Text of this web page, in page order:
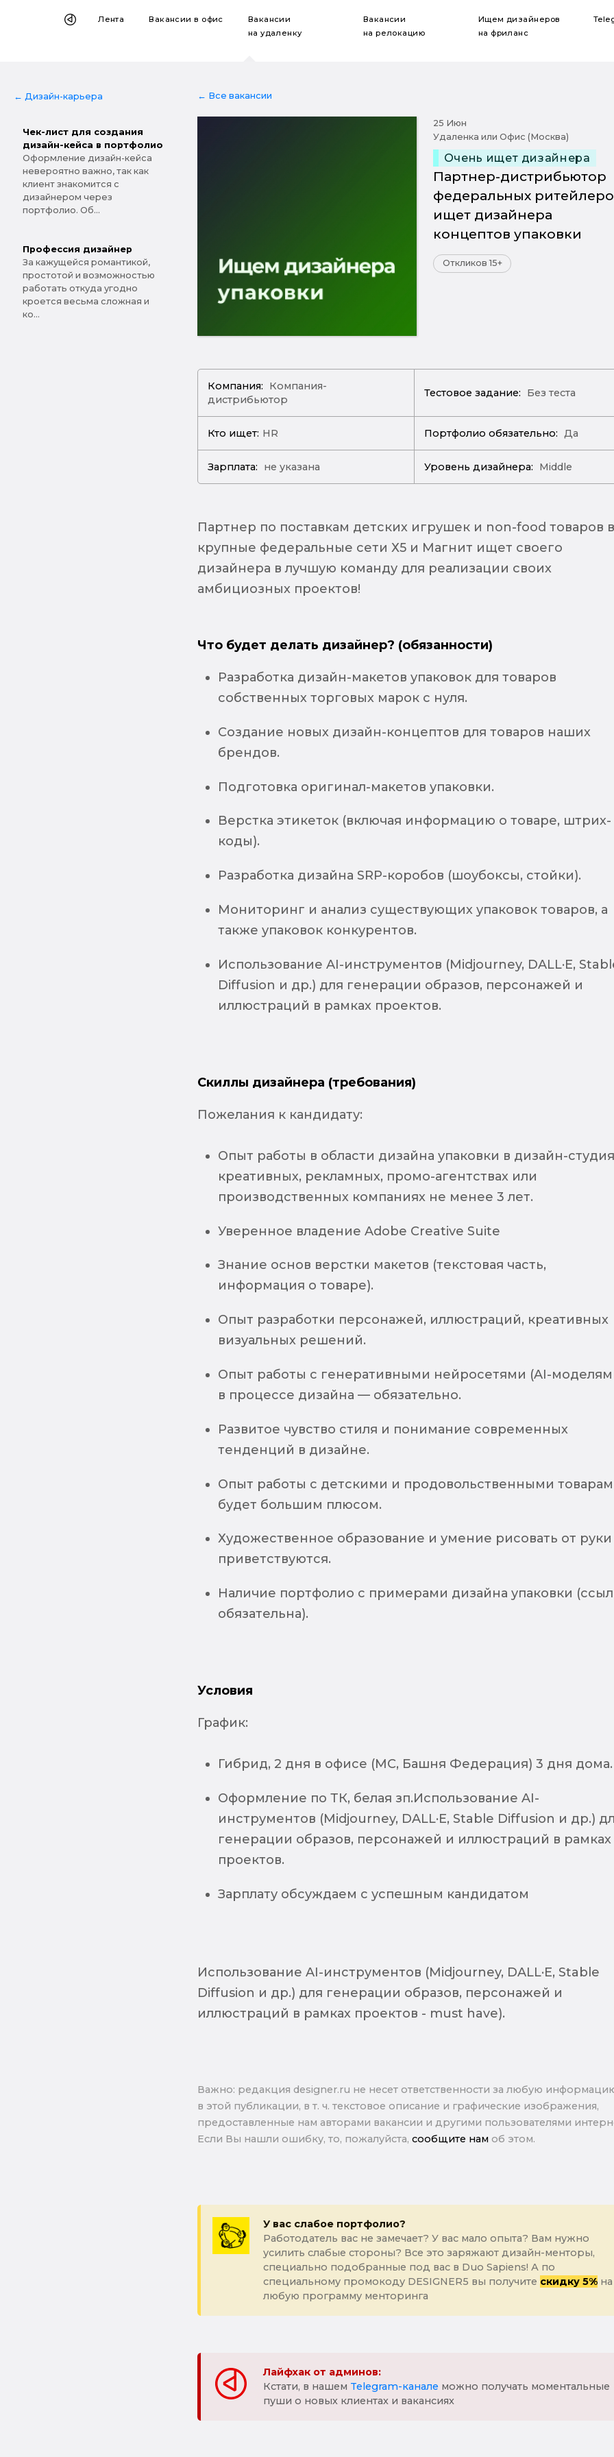
Лента Вакансиив офис
Вакансии
на удаленку
Вакансии
на релокацию
Ищем дизайнеров
на фриланс
← Дизайн-карьера
Чек-лист для создания
дизайн-кейса в портфолио
Оформление дизайн-кейса
невероятно важно, так как
клиент знакомится с
дизайнером через
портфолио. Об...
Профессия дизайнер
За кажущейся романтикой,
простотой и возможностью
работать откуда угодно
кроется весьма сложная и
ко...
← Все вакансии
25 Июн
Удаленка или Офис (Москва)
Очень ищет дизайнера
Партнер-дистрибьютор
федеральных
ищет дизайнера
концептов упаковки
Откликов 15+
Компания:
Компания-
дистрибьютор
Тестовое задание: Без теста
Кто ищет: HR Портфолио обязательно: Да
Зарплата: не указана Уровень дизайнера: Middle
Партнер по поставкам детских игрушек и non-food товаров в
крупные федеральные сети Х5 и Магнит ищет своего
дизайнера в лучшую команду для реализации своих
амбициозных проектов!
Что будет делать дизайнер? (обязанности)
Разработка дизайн-макетов упаковок для товаров
собственных торговых марок с нуля.
Создание новых дизайн-концептов для товаров наших
брендов.
Подготовка оригинал-макетов упаковки.
Верстка этикеток (включая информацию о товаре, штрих-
коды).
Разработка дизайна SRP-коробов (шоубоксы, стойки).
Мониторинг и анализ существующих упаковок товаров, а
также упаковок конкурентов.
Использование AI-инструментов (Midjourney, DALL·E,
Diffusion и др.) для генерации образов, персонажей и
иллюстраций в рамках проектов.
Скиллы дизайнера (требования)
Пожелания к кандидату:
Опыт работы в области дизайна упаковки в дизайн-
креативных, рекламных, промо-агентствах или
производственных компаниях не менее 3 лет.
Уверенное владение Adobe Creative Suite
Знание основ верстки макетов (текстовая часть,
информация о товаре).
Опыт разработки персонажей, иллюстраций, креативных
визуальных решений.
Опыт работы с генеративными нейросетями (AI-
в процессе дизайна — обязательно.
Развитое чувство стиля и понимание современных
тенденций в дизайне.
Опыт работы с детскими и продовольственными
будет большим плюсом.
Художественное образование и умение рисовать от руки
приветствуются.
Наличие портфолио с примерами дизайна упаковки
обязательна).
Условия
График:
Гибрид, 2 дня в офисе (МС, Башня Федерация) 3 дня дома.
Оформление по ТК, белая зп.Использование AI-
инструментов (Midjourney, DALL·E, Stable Diffusion и др.)
генерации образов, персонажей и иллюстраций в рамках
проектов.
Зарплату обсуждаем с успешным кандидатом
Использование AI-инструментов (Midjourney, DALL·E, Stable
Diffusion и др.) для генерации образов, персонажей и
иллюстраций в рамках проектов - must have).
Важно: pедакция designer.ru не несет ответственности за любую
в этой публикации, в т. ч. текстовое описание и графические изображения,
предоставленные нам авторами вакансии и другими пользователями
Если Вы нашли ошибку, то, пожалуйста, сообщите нам об этом.
У вас слабое портфолио?
Работодатель вас не замечает? У вас мало опыта? Вам нужно
усилить слабые стороны? Все это заряжают дизайн-менторы,
специально подобранные под вас в Duo Sapiens! А по
специальному промокоду DESIGNER5 вы получите скидку 5%на
любую программу менторинга
Лайфхак от админов:
Кстати, в нашем Telegram-канале можно получать моментальные
пуши о новых клиентах и вакансиях